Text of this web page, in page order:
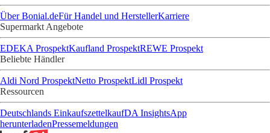
Über Bonial.deFür Handel und HerstellerKarriere
Supermarkt Angebote
EDEKA ProspektKaufland ProspektREWE Prospekt
Beliebte Händler
Aldi Nord ProspektNetto ProspektLidl Prospekt
Ressourcen
Deutschlands EinkaufszettelkaufDA InsightsApp
herunterladenPressemeldungen